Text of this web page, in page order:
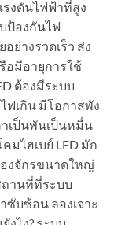
งดันไฟฟ้าที่สูง
ป้องกันไฟ
ย่างรวดเร็ว ส่ง
อมีอายุการใช้
ต้องมีระบบ
ฟเกิน มีโอกาสพัง
าเป็นพันเป็นหมื่น
มไฮเบย์ LED มัก
องจักรขนาดใหญ่
ถานที่ที่ระบบ
ซับซ้อน ลองเจาะ